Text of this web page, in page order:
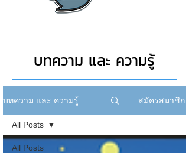
บทความ และ ความรู้
บทความ และ ความรู้ สมัครสมาชิก
All Posts
All Posts